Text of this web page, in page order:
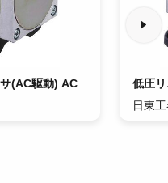
(AC駆動) AC
低圧
日東